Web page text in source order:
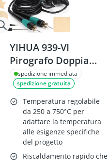
YIHUA 939-VI
Pirografo Doppia
Penna
spedizione immediata
spedizione gratuita
Temperatura regolabile
da 250 a 750°C per
adattare la temperatura
alle esigenze specifiche
del progetto
Riscaldamento rapido che